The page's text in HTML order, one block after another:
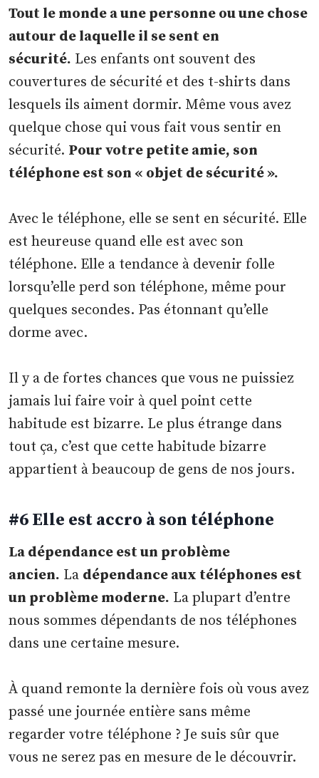
Tout le monde a une personne ou une chose
autour de laquelle il se sent en
sécurité. Les enfants ont souvent des
couvertures de sécurité et des t-shirts dans
lesquels ils aiment dormir. Même vous avez
quelque chose qui vous fait vous sentir en
sécurité. Pour votre petite amie, son
téléphone est son « objet de sécurité ».
Avec le téléphone, elle se sent en sécurité. Elle
est heureuse quand elle est avec son
téléphone. Elle a tendance à devenir folle
lorsqu’elle perd son téléphone, même pour
quelques secondes. Pas étonnant qu’elle
dorme avec.
Il y a de fortes chances que vous ne puissiez
jamais lui faire voir à quel point cette
habitude est bizarre. Le plus étrange dans
tout ça, c’est que cette habitude bizarre
appartient à beaucoup de gens de nos jours.
#6 Elle est accro à son téléphone
La dépendance est un problème
ancien. La dépendance aux téléphones est
un problème moderne. La plupart d’entre
nous sommes dépendants de nos téléphones
dans une certaine mesure.
À quand remonte la dernière fois où vous avez
passé une journée entière sans même
regarder votre téléphone ? Je suis sûr que
vous ne serez pas en mesure de le découvrir.